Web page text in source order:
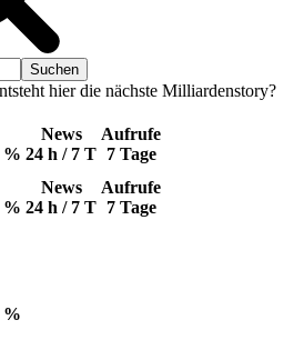
hier die nächste Milliardenstory?
%
News
24 h / 7 T
Aufrufe
7 Tage
%
News
24 h / 7 T
Aufrufe
7 Tage
%